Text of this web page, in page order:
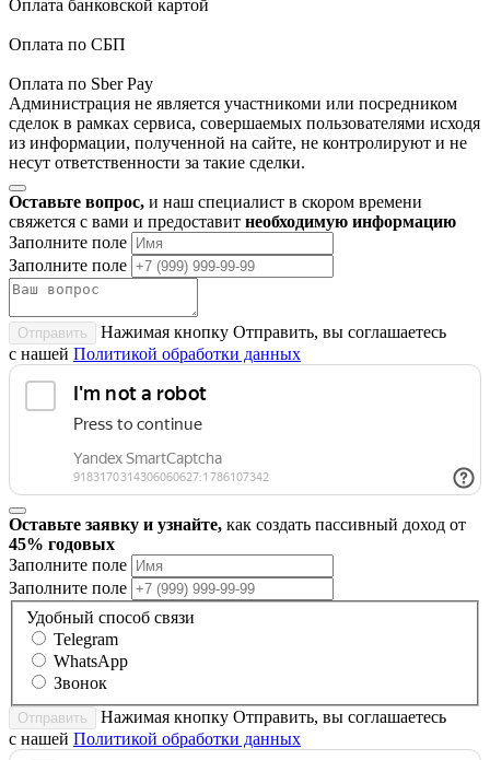
Оплата банковской картой
Оплата по СБП
Оплата по Sber Pay
Администрация не является участникоми или посредником
сделок в рамках сервиса, совершаемых пользователями исходя
из информации, полученной на сайте, не контролируют и не
несут ответственности за такие сделки.
Оставьте вопрос, и наш специалист в скором времени
свяжется с вами и предоставит необходимую информацию
Заполните поле
Заполните поле
Отправить
Нажимая кнопку Отправить, вы соглашаетесь
с нашей Политикой обработки данных
Оставьте заявку и узнайте, как создать пассивный доход от
45% годовых
Заполните поле
Заполните поле
Удобный способ связи
Telegram
WhatsApp
Звонок
Отправить
Нажимая кнопку Отправить, вы соглашаетесь
с нашей Политикой обработки данных